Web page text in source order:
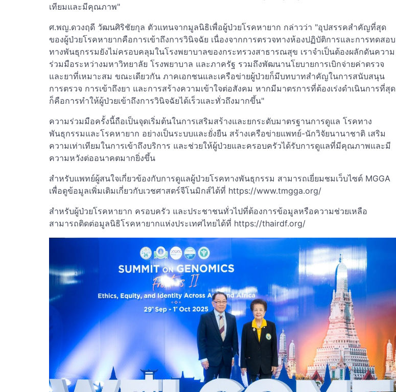
เทียมและมีคุณภาพ"
ศ.พญ.ดวงฤดี วัฒนศิริชัยกุล ตัวแทนจากมูลนิธิเพื่อผู้ป่วยโรคหายาก กล่าวว่า "อุปสรรคสำคัญที่สุด
ของผู้ป่วยโรคหายากคือการเข้าถึงการวินิจฉัย เนื่องจากการตรวจทางห้องปฏิบัติการและการทดสอบ
ทางพันธุกรรมยังไม่ครอบคลุมในโรงพยาบาลของกระทรวงสาธารณสุข เราจำเป็นต้องผลักดันความ
ร่วมมือระหว่างมหาวิทยาลัย โรงพยาบาล และภาครัฐ รวมถึงพัฒนานโยบายการเบิกจ่ายค่าตรวจ
และยาที่เหมาะสม ขณะเดียวกัน ภาคเอกชนและเครือข่ายผู้ป่วยก็มีบทบาทสำคัญในการสนับสนุน
การตรวจ การเข้าถึงยา และการสร้างความเข้าใจต่อสังคม หากมีมาตรการที่ต้องเร่งดำเนินการที่สุด
ก็คือการทำให้ผู้ป่วยเข้าถึงการวินิจฉัยได้เร็วและทั่วถึงมากขึ้น"
ความร่วมมือครั้งนี้ถือเป็นจุดเริ่มต้นในการเสริมสร้างและยกระดับมาตรฐานการดูแล โรคทาง
พันธุกรรมและโรคหายาก อย่างเป็นระบบและยั่งยืน สร้างเครือข่ายแพทย์-นักวิจัยนานาชาติ เสริม
ความเท่าเทียมในการเข้าถึงบริการ และช่วยให้ผู้ป่วยและครอบครัวได้รับการดูแลที่มีคุณภาพและมี
ความหวังต่ออนาคตมากยิ่งขึ้น
สำหรับแพทย์ผู้สนใจเกี่ยวข้องกับการดูแลผู้ป่วยโรคทางพันธุกรรม สามารถเยี่ยมชมเว็บไซต์ MGGA
เพื่อดูข้อมูลเพิ่มเติมเกี่ยวกับเวชศาสตร์จีโนมิกส์ได้ที่ https://www.tmgga.org/
สำหรับผู้ป่วยโรคหายาก ครอบครัว และประชาชนทั่วไปที่ต้องการข้อมูลหรือความช่วยเหลือ
สามารถติดต่อมูลนิธิโรคหายากแห่งประเทศไทยได้ที่ https://thairdf.org/